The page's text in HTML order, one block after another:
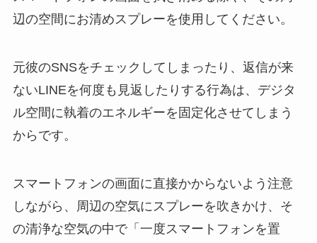
辺の空間にお清めスプレーを使用してください。
元彼のSNSをチェックしてしまったり、返信が来
ないLINEを何度も見返したりする行為は、デジタ
ル空間に執着のエネルギーを固定化させてしまう
からです。
スマートフォンの画面に直接かからないよう注意
しながら、周辺の空気にスプレーを吹きかけ、そ
の清浄な空気の中で「一度スマートフォンを置